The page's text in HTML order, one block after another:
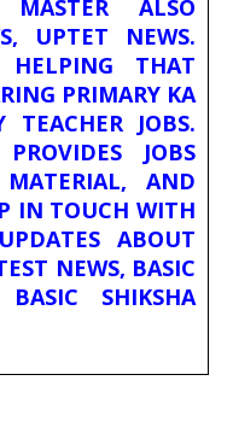
ALSO
UPTET NEWS.
THAT
PRIMARY KA
TEACHER JOBS.
JOBS
AND
IN TOUCH WITH
ABOUT
NEWS, BASIC
SHIKSHA